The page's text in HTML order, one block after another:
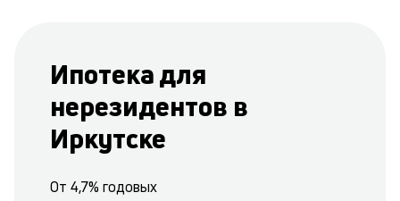
Ипотека для
нерезидентов в
Иркутске
От 4,7% годовых